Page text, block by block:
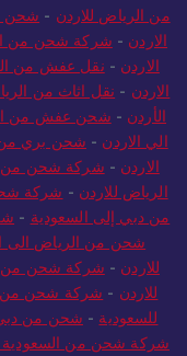
من الرياض للاردن - شحن
الاردن - شركة شحن من
الاردن - نقل عفش من
الاردن - نقل اثاث من
الأردن - شحن عفش من
الي الاردن - شحن بري من
الاردن - شركة شحن من
الرياض للاردن - شركة
من دبي إلى السعودية -
شحن من الرياض الى
للاردن - شركة شحن من
للاردن - شركة شحن من
للسعودية - شحن من
شركة شحن من السعودية